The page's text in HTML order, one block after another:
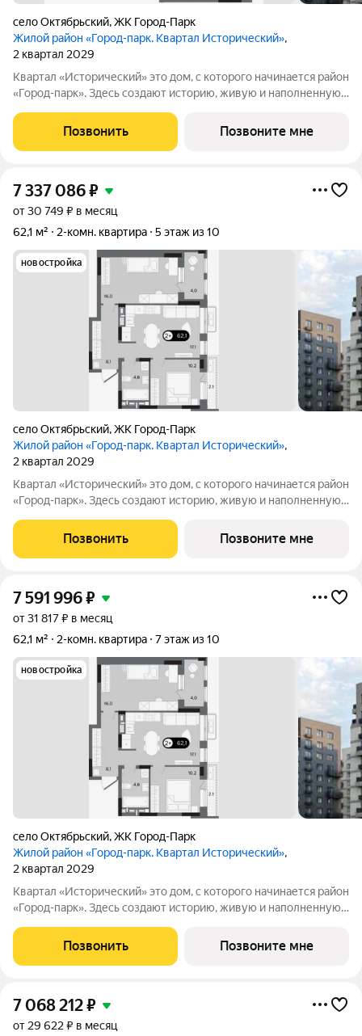
село Октябрьский,ЖК Город-Парк
Жилой район «Город-парк. Квартал Исторический»,
2 квартал 2029
Квартал «Исторический» это дом, с которого начинается район
«Город-парк». Здесь создают историю, живую и наполненную
от семи до десяти этажей и двух десятиэтажных башен,
выходящих на
Позвонить Позвоните мне
7 337 086₽
от 30 749 ₽ в месяц
62,1 м²
2-комн. квартира 5 этаж из 10
новостройка
село Октябрьский,ЖК Город-Парк
Жилой район «Город-парк. Квартал Исторический»,
2 квартал 2029
Квартал «Исторический» это дом, с которого начинается район
«Город-парк». Здесь создают историю, живую и наполненную
от семи до десяти этажей и двух десятиэтажных башен,
выходящих на
Позвонить Позвоните мне
7 591 996₽
от 31 817 ₽ в месяц
62,1 м²
2-комн. квартира 7 этаж из 10
новостройка
село Октябрьский,ЖК Город-Парк
Жилой район «Город-парк. Квартал Исторический»,
2 квартал 2029
Квартал «Исторический» это дом, с которого начинается район
«Город-парк». Здесь создают историю, живую и наполненную
от семи до десяти этажей и двух десятиэтажных башен,
выходящих на
Позвонить Позвоните мне
7 068 212₽
от 29 622 ₽ в месяц